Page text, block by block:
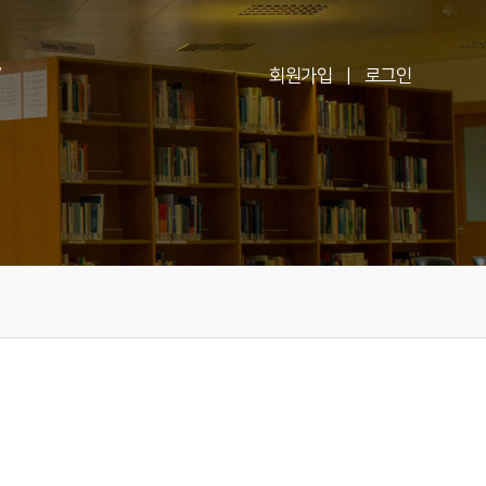
회원가입 로그인